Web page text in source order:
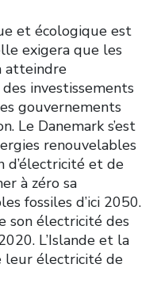
et écologique est
exigera que les
atteindre
investissements
gouvernements
Le Danemark s’est
renouvelables
d’électricité et de
à zéro sa
fossiles d’ici 2050.
son électricité des
L’Islande et la
leur électricité de